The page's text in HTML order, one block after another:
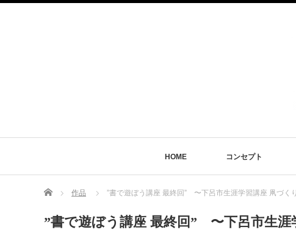
HOME コンセプト
Home 作品 ”書で遊ぼう講座 最終回” 〜下呂市生涯学習講座 凧づく
”書で遊ぼう講座 最終回” 〜下呂市生涯